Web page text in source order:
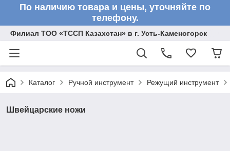
По наличию товара и цены, уточняйте по
телефону.
Филиал ТОО «ТССП Казахстан» в г. Усть-Каменогорск
Каталог Ручной инструмент Режущий инструмент
Швейцарские ножи